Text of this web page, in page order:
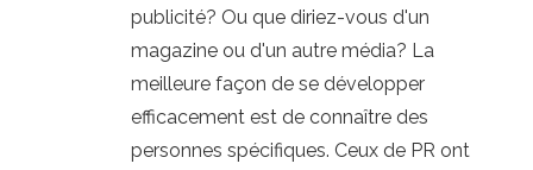
publicité? Ou que diriez-vous d'un
magazine ou d'un autre média? La
meilleure façon de se développer
efficacement est de connaître des
personnes spécifiques. Ceux de PR ont